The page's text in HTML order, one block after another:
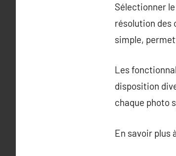
Sélectionner
résolution des
simple,
Les
disposition
chaque photo
En savoir plus